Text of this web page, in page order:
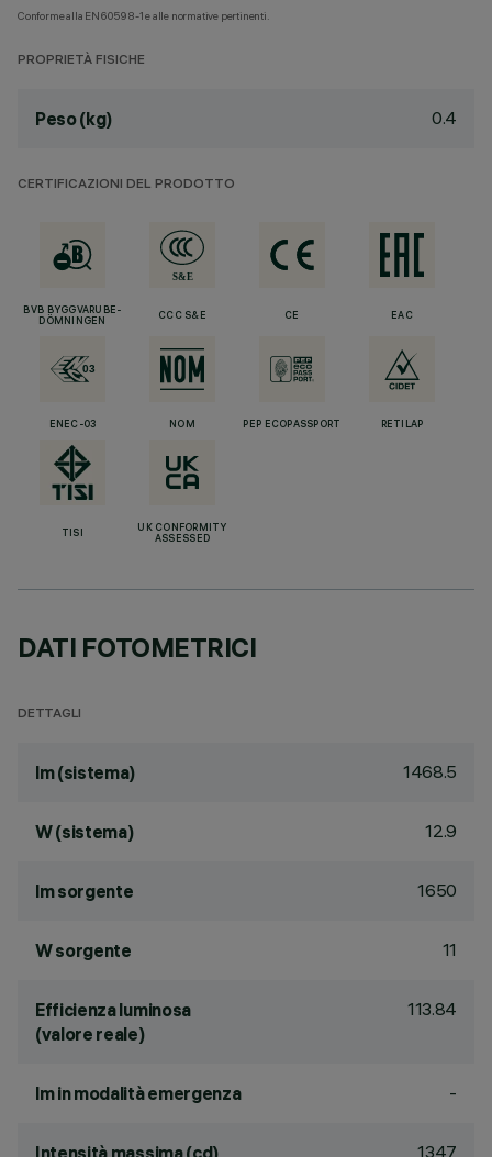
Conforme alla EN60598-1 e alle normative pertinenti.
PROPRIETÀ FISICHE
Peso (kg) 0.4
CERTIFICAZIONI DEL PRODOTTO
BVB BYGGVARUBE-
DÖMNINGEN
CCC S&E CE EAC
ENEC-03 NOM PEP ECOPASSPORT RETILAP
TISI
UK CONFORMITY
ASSESSED
DATI FOTOMETRICI
DETTAGLI
lm (sistema) 1468.5
W (sistema) 12.9
lm sorgente 1650
W sorgente 11
Efficienza luminosa
(valore reale)
113.84
lm in modalità emergenza -
Intensità massima (cd) 1347